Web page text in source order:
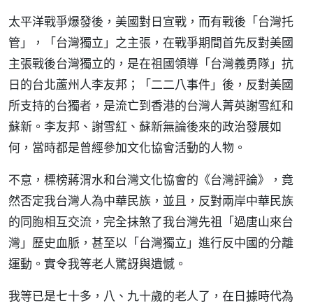
太平洋戰爭爆發後，美國對日宣戰，而有戰後「台灣托
管」，「台灣獨立」之主張，在戰爭期間首先反對美國
主張戰後台灣獨立的，是在祖國領導「台灣義勇隊」抗
日的台北蘆州人李友邦；「二二八事件」後，反對美國
所支持的台獨者，是流亡到香港的台灣人菁英謝雪紅和
蘇新。李友邦、謝雪紅、蘇新無論後來的政治發展如
何，當時都是曾經參加文化協會活動的人物。
不意，標榜蔣渭水和台灣文化協會的《台灣評論》，竟
然否定我台灣人為中華民族，並且，反對兩岸中華民族
的同胞相互交流，完全抹煞了我台灣先祖「過唐山來台
灣」歷史血脈，甚至以「台灣獨立」進行反中國的分離
運動。實令我等老人驚訝與遺憾。
我等已是七十多，八、九十歲的老人了，在日據時代為